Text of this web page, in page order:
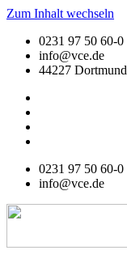
Zum Inhalt wechseln
0231 97 50 60-0
info@vce.de
44227 Dortmund
0231 97 50 60-0
info@vce.de